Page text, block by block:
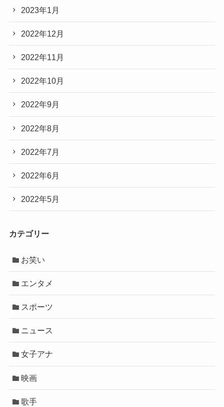
2023年1月
2022年12月
2022年11月
2022年10月
2022年9月
2022年8月
2022年7月
2022年6月
2022年5月
カテゴリー
お笑い
エンタメ
スポーツ
ニュース
女子アナ
映画
歌手